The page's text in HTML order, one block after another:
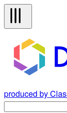
produced by